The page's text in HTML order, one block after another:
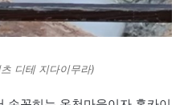
디테 지다이무라)